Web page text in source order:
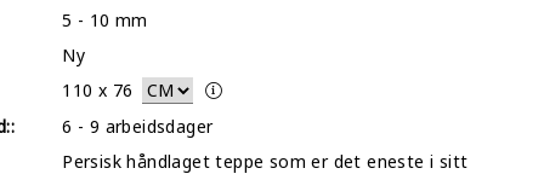
5 - 10 mm
Ny
110 x 76
6 - 9 arbeidsdager
Persisk håndlaget teppe som er det eneste i sitt